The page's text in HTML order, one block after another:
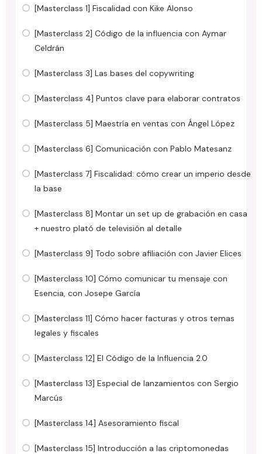
[Masterclass 1] Fiscalidad con Kike Alonso
[Masterclass 2] Código de la influencia con Aymar
Celdrán
[Masterclass 3] Las bases del copywriting
[Masterclass 4] Puntos clave para elaborar contratos
[Masterclass 5] Maestría en ventas con Ángel López
[Masterclass 6] Comunicación con Pablo Matesanz
[Masterclass 7] Fiscalidad: cómo crear un imperio desde
la base
[Masterclass 8] Montar un set up de grabación en casa
+ nuestro plató de televisión al detalle
[Masterclass 9] Todo sobre afiliación con Javier Elices
[Masterclass 10] Cómo comunicar tu mensaje con
Esencia, con Josepe García
[Masterclass 11] Cómo hacer facturas y otros temas
legales y fiscales
[Masterclass 12] El Código de la Influencia 2.0
[Masterclass 13] Especial de lanzamientos con Sergio
Marcús
[Masterclass 14] Asesoramiento fiscal
[Masterclass 15] Introducción a las criptomonedas